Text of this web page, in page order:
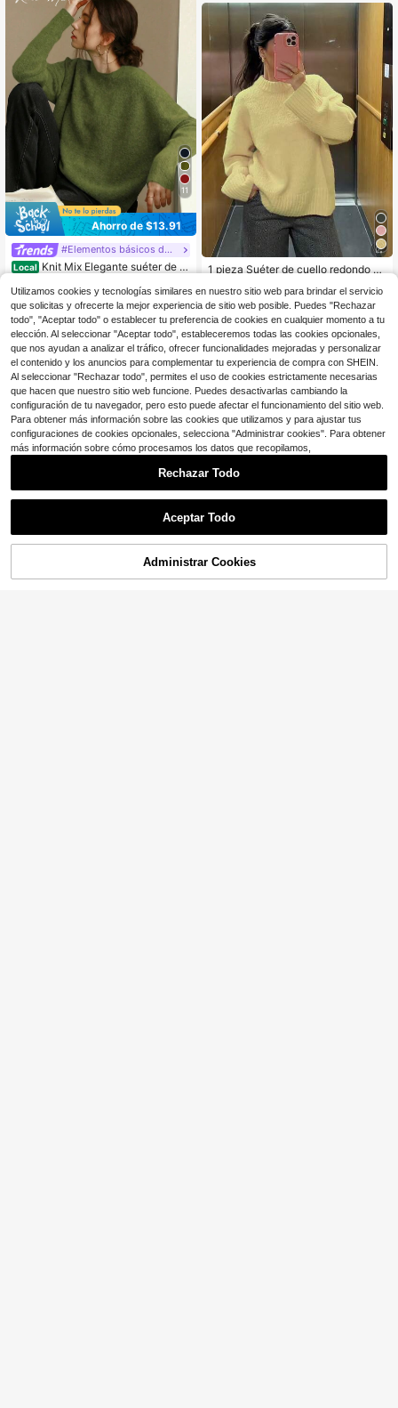
11
Ahorro de $13.91
#Elementos básicos de punto
Local Knit Mix Elegante suéter de p
holgado de manga larga y cuello re
dondo, adecuado para otoño/invier
no, Navidad, Acción de Gracias, Añ
o Nuevo, Día de San Valentín y otra
s festividades, ideal para la vuelta a
l colegio y el vestuario femenino de
otoño
$12.08 -54% con cupón
1 pieza Suéter de cuello redondo de
ado para oficina, hogar, uso diario e
n otoño, suéter de invierno para muj
er amarillo otoño
$19.59 -11%
COMPRA AHORA
Utilizamos cookies y tecnologías similares en nuestro sitio web para brindar el servicio
que solicitas y ofrecerte la mejor experiencia de sitio web posible. Puedes "Rechazar
todo", "Aceptar todo" o establecer tu preferencia de cookies en cualquier momento a tu
elección. Al seleccionar "Aceptar todo", estableceremos todas las cookies opcionales,
que nos ayudan a analizar el tráfico, ofrecer funcionalidades mejoradas y personalizar
el contenido y los anuncios para complementar tu experiencia de compra con SHEIN.
Al seleccionar "Rechazar todo", permites el uso de cookies estrictamente necesarias
que hacen que nuestro sitio web funcione. Puedes desactivarlas cambiando la
configuración de tu navegador, pero esto puede afectar el funcionamiento del sitio web.
Para obtener más información sobre las cookies que utilizamos y para ajustar tus
configuraciones de cookies opcionales, selecciona "Administrar cookies". Para obtener
más información sobre cómo procesamos los datos que recopilamos,
Rechazar Todo
Aceptar Todo
Administrar Cookies